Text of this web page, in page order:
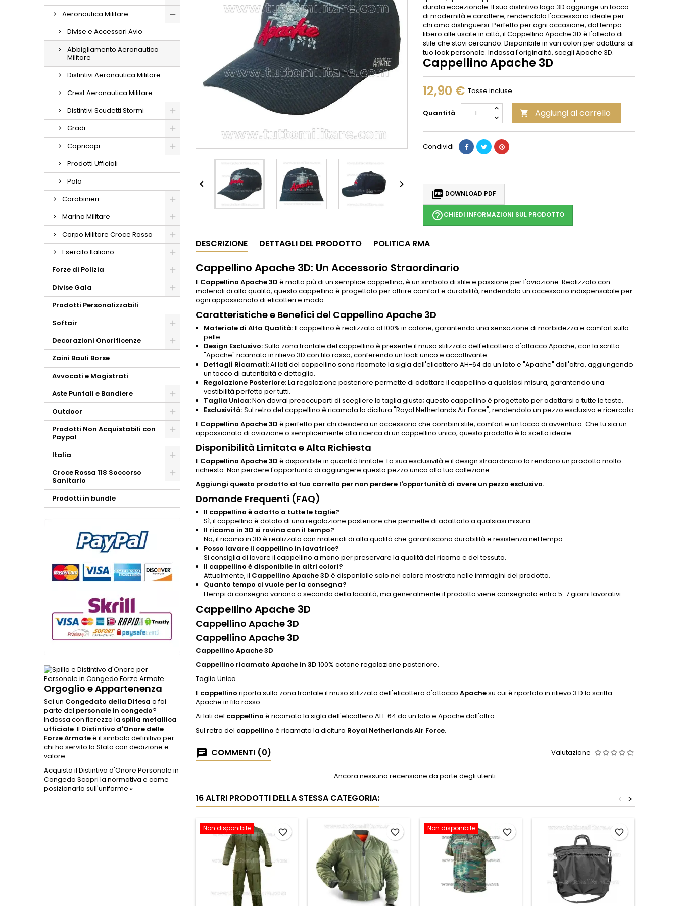
Aeronautica Militare
Divise e Accessori Avio
Abbigliamento Aeronautica
Militare
Distintivi Aeronautica Militare
Crest Aeronautica Militare
Distintivi Scudetti Stormi
Gradi
Copricapi
Prodotti Ufficiali
Polo
Carabinieri
Marina Militare
Corpo Militare Croce Rossa
Esercito Italiano
Forze di Polizia
Divise Gala
Prodotti Personalizzabili
Softair
Decorazioni Onorificenze
Zaini Bauli Borse
Avvocati e Magistrati
Aste Puntali e Bandiere
Outdoor
Prodotti Non Acquistabili con
Paypal
Italia
Croce Rossa 118 Soccorso
Sanitario
Prodotti in bundle
Orgoglio e Appartenenza
Sei un Congedato della Difesa o fai
parte del personale in congedo?
Indossa con fierezza la spilla metallica
ufficiale. Il Distintivo d'Onore delle
Forze Armateè il simbolo definitivo per
chi ha servito lo Stato con dedizione e
valore.
Acquista il Distintivo d'Onore Personale in
Congedo Scopri la normativa e come
posizionarlo sull'uniforme »
 
durata eccezionale. Il suo distintivo logo 3D aggiunge un tocco
di modernità e carattere, rendendolo l'accessorio ideale per
chi ama distinguersi. Perfetto per ogni occasione, dal tempo
libero alle uscite in città, il Cappellino Apache 3D è l'alleato di
stile che stavi cercando. Disponibile in vari colori per adattarsi al
tuo look personale. Indossa l'originalità, scegli Apache 3D.
Cappellino Apache 3D
12,90 € Tasse incluse
Quantità  Aggiungi al carrello
Condividi
 DOWNLOAD PDF
help_outlineCHIEDI INFORMAZIONI SUL PRODOTTO
DESCRIZIONE DETTAGLI DEL PRODOTTO POLITICA RMA
Cappellino Apache 3D: Un Accessorio Straordinario
Il Cappellino Apache 3D è molto più di un semplice cappellino; è un simbolo di stile e passione per l'aviazione. Realizzato con
materiali di alta qualità, questo cappellino è progettato per offrire comfort e durabilità, rendendolo un accessorio indispensabile per
ogni appassionato di elicotteri e moda.
Caratteristiche e Benefici del Cappellino Apache 3D
Materiale di Alta Qualità:Il cappellino è realizzato al 100% in cotone, garantendo una sensazione di morbidezza e comfort sulla
pelle.
Design Esclusivo:Sulla zona frontale del cappellino è presente il muso stilizzato dell'elicottero d'attacco Apache, con la scritta
"Apache" ricamata in rilievo 3D con filo rosso, conferendo un look unico e accattivante.
Dettagli Ricamati:Ai lati del cappellino sono ricamate la sigla dell'elicottero AH-64 da un lato e "Apache" dall'altro, aggiungendo
un tocco di autenticità e dettaglio.
Regolazione Posteriore:La regolazione posteriore permette di adattare il cappellino a qualsiasi misura, garantendo una
vestibilità perfetta per tutti.
Taglia Unica:Non dovrai preoccuparti di scegliere la taglia giusta; questo cappellino è progettato per adattarsi a tutte le teste.
Esclusività:Sul retro del cappellino è ricamata la dicitura "Royal Netherlands Air Force", rendendolo un pezzo esclusivo e ricercato.
Il Cappellino Apache 3D è perfetto per chi desidera un accessorio che combini stile, comfort e un tocco di avventura. Che tu sia un
appassionato di aviazione o semplicemente alla ricerca di un cappellino unico, questo prodotto è la scelta ideale.
Disponibilità Limitata e Alta Richiesta
Il Cappellino Apache 3D è disponibile in quantità limitate. La sua esclusività e il design straordinario lo rendono un prodotto molto
richiesto. Non perdere l'opportunità di aggiungere questo pezzo unico alla tua collezione.
Aggiungi questo prodotto al tuo carrello per non perdere l'opportunità di avere un pezzo esclusivo.
Domande Frequenti (FAQ)
Il cappellino è adatto a tutte le taglie?
Sì, il cappellino è dotato di una regolazione posteriore che permette di adattarlo a qualsiasi misura.
Il ricamo in 3D si rovina con il tempo?
No, il ricamo in 3D è realizzato con materiali di alta qualità che garantiscono durabilità e resistenza nel tempo.
Posso lavare il cappellino in lavatrice?
Si consiglia di lavare il cappellino a mano per preservare la qualità del ricamo e del tessuto.
Il cappellino è disponibile in altri colori?
Attualmente, il Cappellino Apache 3D è disponibile solo nel colore mostrato nelle immagini del prodotto.
Quanto tempo ci vuole per la consegna?
I tempi di consegna variano a seconda della località, ma generalmente il prodotto viene consegnato entro 5-7 giorni lavorativi.
Cappellino Apache 3D
Cappellino Apache 3D
Cappellino Apache 3D
Cappellino Apache 3D
Cappellino ricamato Apache in 3D 100% cotone regolazione posteriore.
Taglia Unica
Il cappellino riporta sulla zona frontale il muso stilizzato dell'elicottero d'attacco Apachesu cui è riportato in rilievo 3 D la scritta
Apache in filo rosso.
Ai lati del cappellino è ricamata la sigla dell'elicottero AH-64 da un lato e Apache dall'altro.
Sul retro del cappellino è ricamata la dicitura Royal Netherlands Air Force.
COMMENTI (0) Valutazione
Ancora nessuna recensione da parte degli utenti.
16 ALTRI PRODOTTI DELLA STESSA CATEGORIA: >
<
Non disponibile favorite_border favorite_border Non disponibile favorite_border favorite_border